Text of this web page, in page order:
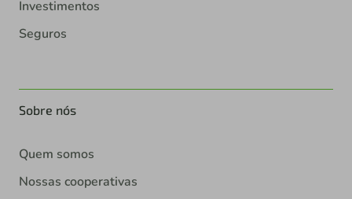
Investimentos
Seguros
Sobre nós
Quem somos
Nossas cooperativas